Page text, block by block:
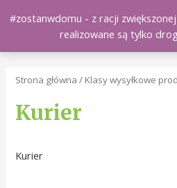
Naturali.pl
Strona główna / Klasy wysyłkowe
Kurier
Kurier
#zostanwdomu - z racji zwiększonej
realizowane są tylko